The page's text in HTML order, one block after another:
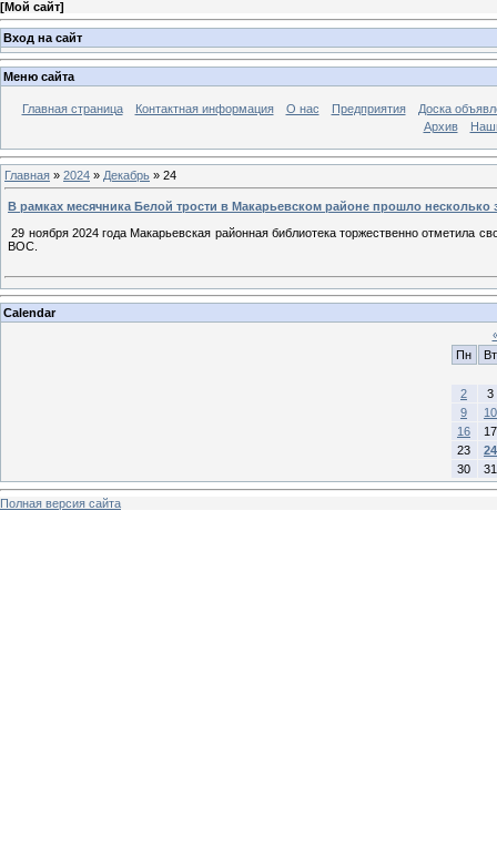
[Мой сайт]
Вход на сайт
Меню сайта
Главная страница Контактная информация О нас Предприятия
Доска
Архив
Главная » 2024 » Декабрь » 24
В рамках месячника Белой трости в Макарьевском районе прошло несколько
29 ноября 2024 года Макарьевская районная библиотека торжественно
ВОС.
Calendar
Пн
Вт
2
3
9
10
16
17
23
24
30
31
Полная версия сайта